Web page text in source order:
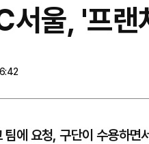
서울, '프랜
에 요청, 구단이 수용하면